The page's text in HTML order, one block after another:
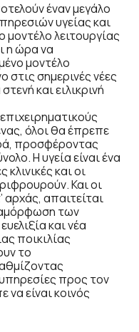
έναν μεγάλο
υγείας και
λειτουργίας
η ώρα να
μοντέλο
σημερινές νέες
και ειλικρινή
όλοι θα έπρεπε
προσφέροντας
Η υγεία είναι ένα
και οι
Και οι
απαιτείται
των
και νέα
ποικιλίας
το
προς τον
είναι κοινός